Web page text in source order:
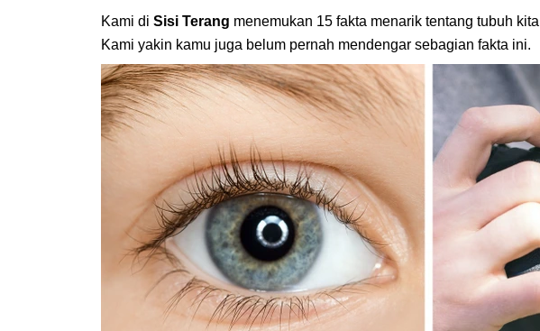
Kami di Sisi Terang menemukan 15 fakta menarik tentang tubuh
Kami yakin kamu juga belum pernah mendengar sebagian fakta ini.